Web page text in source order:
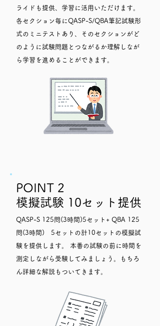
ライドも提供、学習に活用いただけます。
各セクション毎にQASP-S/QBA筆記試験形
式のミニテストあり、そのセクションがど
のように試験問題とつながるか理解しなが
ら学習を進めることができます。
POINT 2
模擬試験 10セット提供
QASP-S 125問(3時間)5セット+ QBA 125
問(3時間) 5セットの計10セットの模擬試
験を提供します。 本番の試験の前に時間を
測定しながら受験してみましょう。もちろ
ん詳細な解説もついてきます。